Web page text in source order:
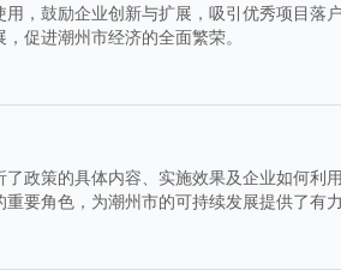
，鼓励企业创新与扩展，吸引优秀项目落
促进潮州市经济的全面繁荣。
政策的具体内容、实施效果及企业如何利
要角色，为潮州市的可持续发展提供了有